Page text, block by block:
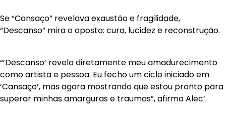
Se “Cansaço” revelava exaustão e fragilidade,
“Descanso” mira o oposto: cura, lucidez e reconstrução.
“‘Descanso’ revela diretamente meu amadurecimento
como artista e pessoa. Eu fecho um ciclo iniciado em
‘Cansaço’, mas agora mostrando que estou pronto para
superar minhas amarguras e traumas”, afirma Alec’.